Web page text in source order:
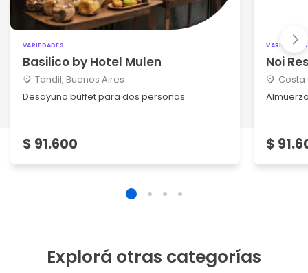
VARIEDADES
Basilico by Hotel Mulen
Tandil, Buenos Aires
Desayuno buffet para dos personas
$ 91.600
VARIEDADES
Noi
Costa
$
Explorá otras categorías